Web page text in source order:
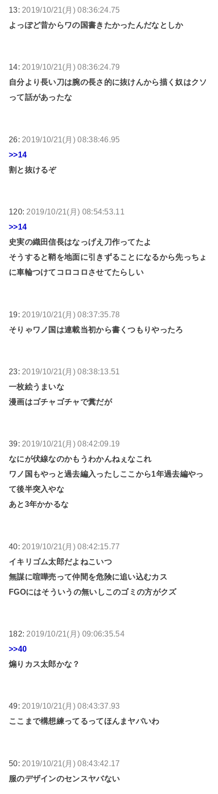
13: 2019/10/21(月) 08:36:24.75
よっぽど昔からワの国書きたかったんだなとしか
14: 2019/10/21(月) 08:36:24.79
自分より長い刀は腕の長さ的に抜けんから描く奴はクソ
って話があったな
26: 2019/10/21(月) 08:38:46.95
>>14
割と抜けるぞ
120: 2019/10/21(月) 08:54:53.11
>>14
史実の織田信長はなっげえ刀作ってたよ
そうすると鞘を地面に引きずることになるから先っちょ
に車輪つけてコロコロさせてたらしい
19: 2019/10/21(月) 08:37:35.78
そりゃワノ国は連載当初から書くつもりやったろ
23: 2019/10/21(月) 08:38:13.51
一枚絵うまいな
漫画はゴチャゴチャで糞だが
39: 2019/10/21(月) 08:42:09.19
なにが伏線なのかもうわかんねぇなこれ
ワノ国もやっと過去編入ったしここから1年過去編やっ
て後半突入やな
あと3年かかるな
40: 2019/10/21(月) 08:42:15.77
イキリゴム太郎だよねこいつ
無謀に喧嘩売って仲間を危険に追い込むカス
FGOにはそういうの無いしこのゴミの方がクズ
182: 2019/10/21(月) 09:06:35.54
>>40
煽りカス太郎かな？
49: 2019/10/21(月) 08:43:37.93
ここまで構想練ってるってほんまヤバいわ
50: 2019/10/21(月) 08:43:42.17
服のデザインのセンスヤバない